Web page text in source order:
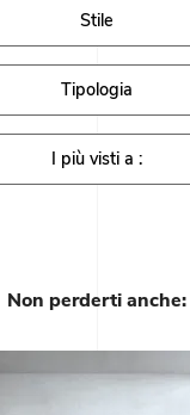
Stile
Tipologia
I più visti a :
Non perderti anche: